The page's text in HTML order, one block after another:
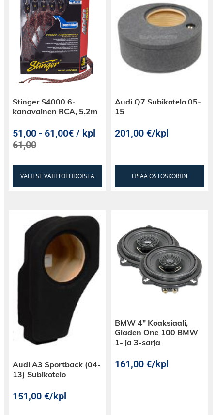
Stinger S4000 6-
kanavainen RCA, 5.2m
51,00 - 61,00€ / kpl
61,00
VALITSE VAIHTOEHDOISTA
Audi Q7 Subikotelo 05-
15
201,00€/kpl
LISÄÄ OSTOSKORIIN
Audi A3 Sportback (04-
13) Subikotelo
151,00€/kpl
BMW 4″ Koaksiaali,
Gladen One 100 BMW
1- ja 3-sarja
161,00€/kpl